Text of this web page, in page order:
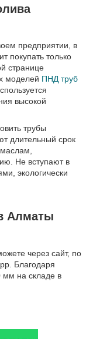
предприятии, в
покупать только
странице
моделей ПНД труб
высокой
трубы
длительный срок
маслам,
Не вступают в
экологически
Алматы
через сайт, по
Благодаря
мм на складе в